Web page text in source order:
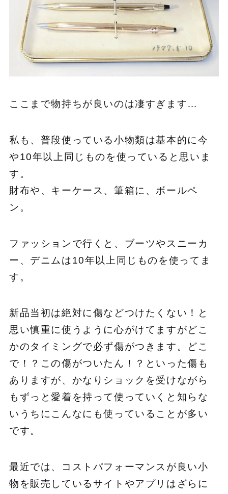
ここまで物持ちが良いのは凄すぎます…
私も、普段使っている小物類は基本的に今
や10年以上同じものを使っていると思いま
す。
財布や、キーケース、筆箱に、ボールペ
ン。
ファッションで行くと、ブーツやスニーカ
ー、デニムは10年以上同じものを使ってま
す。
新品当初は絶対に傷などつけたくない！と
思い慎重に使うように心がけてますがどこ
かのタイミングで必ず傷がつきます。どこ
で！？この傷がついたん！？といった傷も
ありますが、かなりショックを受けながら
もずっと愛着を持って使っていくと知らな
いうちにこんなにも使っていることが多い
です。
最近では、コストパフォーマンスが良い小
物を販売しているサイトやアプリはざらに